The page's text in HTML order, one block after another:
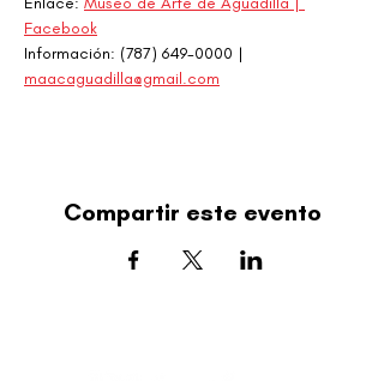
Facebook
Información: (787) 649-0000 |
maacaguadilla@gmail.com
Compartir este evento